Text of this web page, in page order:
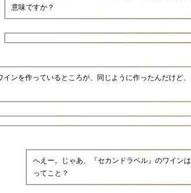
意味ですか？
ンを作っているところが、同じように作ったんだけど
へえー。じゃあ、『セカンドラベル』のワイン
ってこと？